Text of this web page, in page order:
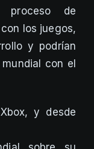
de
los juegos,
y podrían
con el
y desde